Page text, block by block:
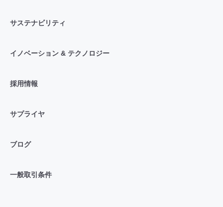
サステナビリティ
イノベーション & テクノロジー
採用情報
サプライヤ
ブログ
一般取引条件